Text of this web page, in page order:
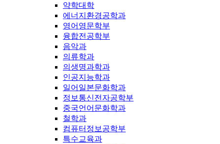
약학대학
에너지환경공학과
영어영문학부
융합전공학부
음악과
의류학과
의생명과학과
인공지능학과
일어일본문화학과
정보통신전자공학부
중국언어문화학과
철학과
컴퓨터정보공학부
특수교육과